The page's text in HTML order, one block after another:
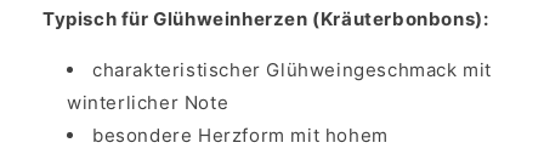
Typisch für Glühweinherzen (Kräuterbonbons):
charakteristischer Glühweingeschmack mit
winterlicher Note
besondere Herzform mit hohem